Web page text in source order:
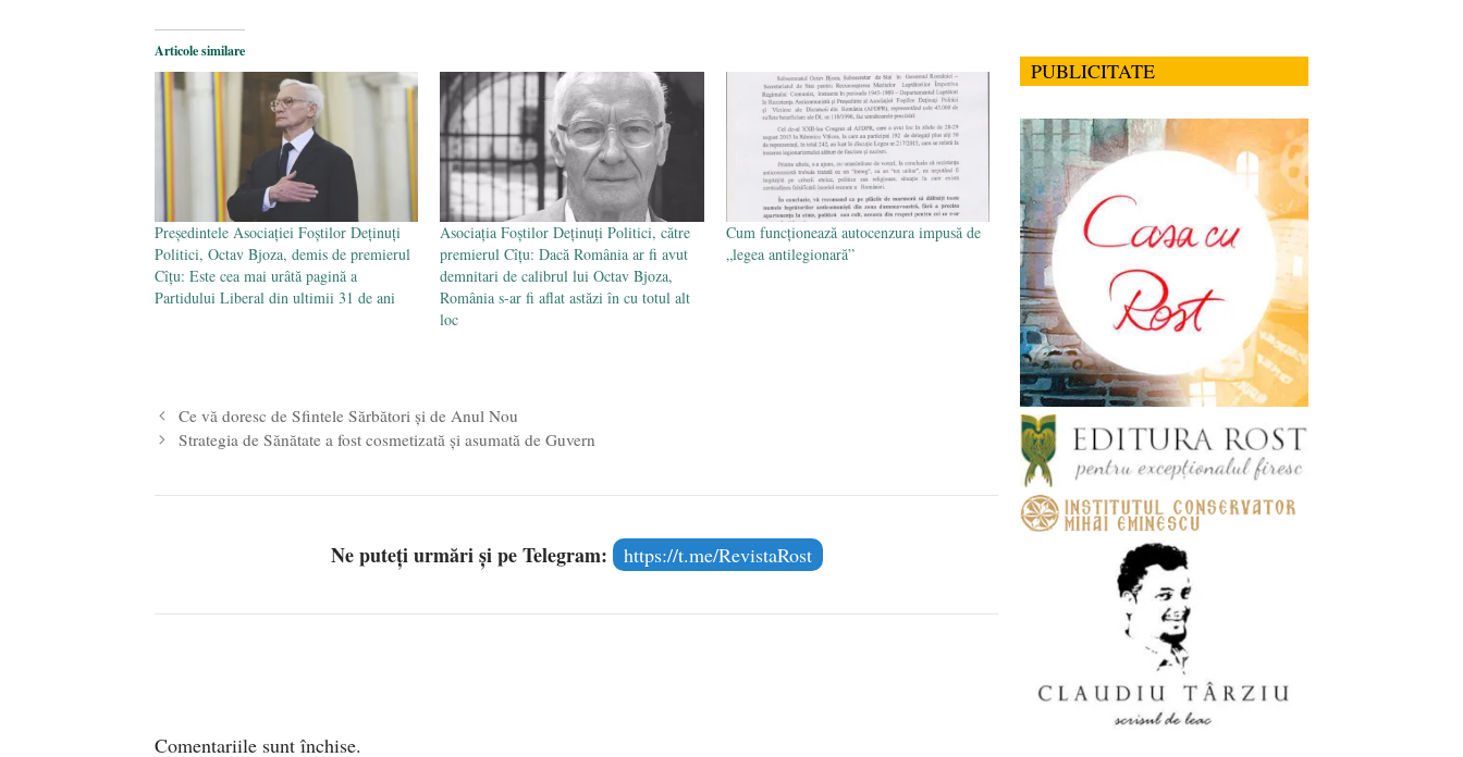
Articole similare
Preşedintele Asociaţiei Foştilor Deţinuţi
Politici, Octav Bjoza, demis de premierul
Cîțu: Este cea mai urâtă pagină a
Partidului Liberal din ultimii 31 de ani
Asociația Foștilor Deținuți Politici, către
premierul Cîțu: Dacă România ar fi avut
demnitari de calibrul lui Octav Bjoza,
România s-ar fi aflat astăzi în cu totul alt
loc
Cum funcţionează autocenzura impusă de
„legea antilegionară”
Ce vă doresc de Sfintele Sărbători și de Anul Nou
Strategia de Sănătate a fost cosmetizată şi asumată de Guvern
Ne puteți urmări și pe Telegram: https://t.me/RevistaRost
Comentariile sunt închise.
PUBLICITATE